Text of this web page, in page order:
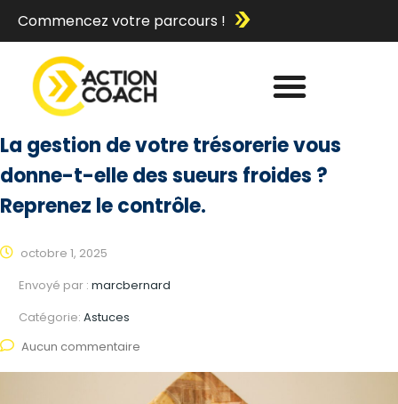
Commencez votre parcours !
La gestion de votre trésorerie vous
donne-t-elle des sueurs froides ?
Reprenez le contrôle.
octobre 1, 2025
Envoyé par : marcbernard
Catégorie: Astuces
Aucun commentaire